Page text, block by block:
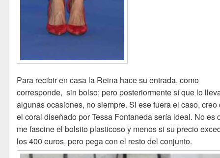
Para recibir en casa la Reina hace su entrada, como
corresponde, sin bolso; pero posteriormente sí que lo
algunas ocasiones, no siempre. Si ese fuera el caso, creo
el coral diseñado por Tessa Fontaneda sería ideal. No es
me fascine el bolsito plasticoso y menos si su precio
los 400 euros, pero pega con el resto del conjunto.